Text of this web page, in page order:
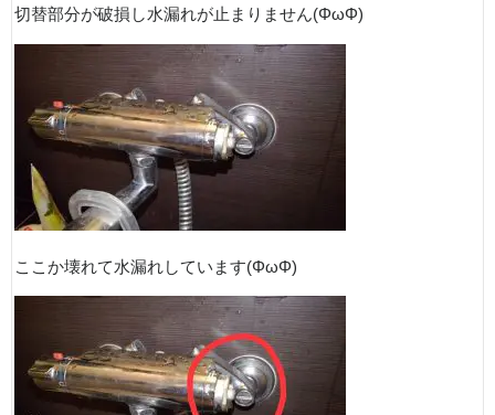
切替部分が破損し水漏れが止まりません(ΦωΦ)
ここか壊れて水漏れしています(ΦωΦ)